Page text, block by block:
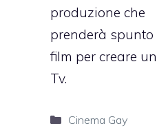
produzione che
prenderà spunto
film per creare
Tv.
Categorie
Cinema Gay